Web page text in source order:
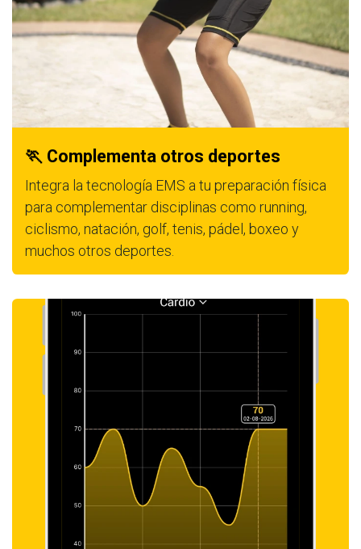
🏃 Complementa otros deportes
Integra la tecnología EMS a tu preparación física
para complementar disciplinas como running,
ciclismo, natación, golf, tenis, pádel, boxeo y
muchos otros deportes.